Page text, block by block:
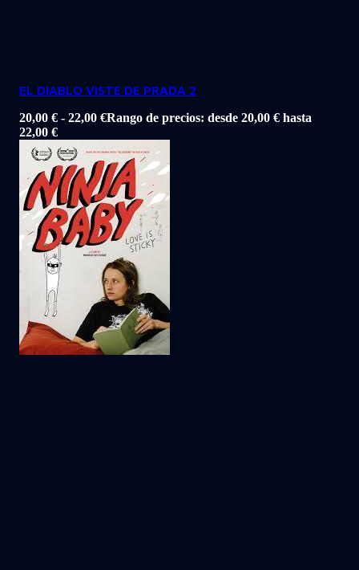
EL DIABLO VISTE DE PRADA 2
20,00 € - 22,00 €Rango de precios: desde 20,00 € hasta
22,00 €